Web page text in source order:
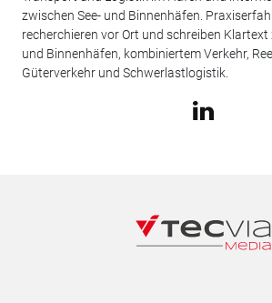
zwischen See- und Binnenhäfen.
recherchieren vor Ort und schreiben Klartext
und Binnenhäfen, kombiniertem Verkehr,
Güterverkehr und Schwerlastlogistik.